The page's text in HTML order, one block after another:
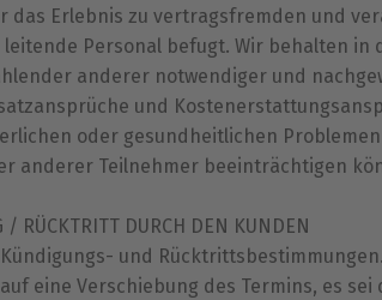
Erlebnis zu vertragsfremden und
Personal befugt. Wir behalten
anderer notwendiger und
und
oder gesundheitlichen
anderer Teilnehmer beeinträchtigen
RÜCKTRITT DURCH DEN KUNDEN
und Rücktrittsbestimmungen.
eine Verschiebung des Termins, es